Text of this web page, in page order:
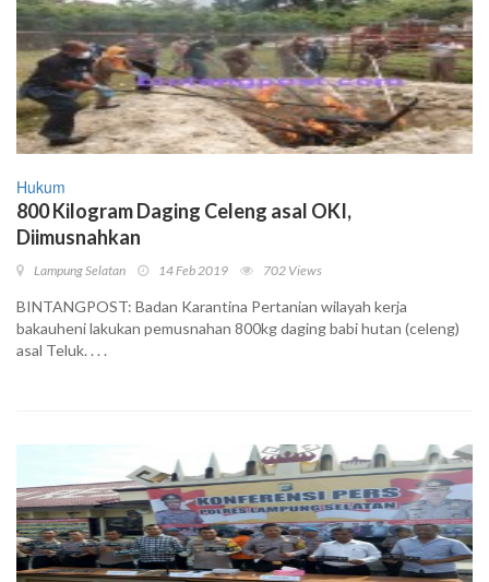
Hukum
800 Kilogram Daging Celeng asal OKI,
Diimusnahkan
Lampung Selatan 14 Feb 2019 702 Views
BINTANGPOST: Badan Karantina Pertanian wilayah kerja
bakauheni lakukan pemusnahan 800kg daging babi hutan (celeng)
asal Teluk. . . .